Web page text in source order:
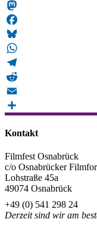
Snapchat
Mastodon
Facebook
Bluesky
WhatsApp
Telegram
Reddit
Email
Kontakt
Filmfest Osnabrück
c/o Osnabrücker
Lohstraße 45a
49074 Osnabrück
+49 (0) 541 298 24
Derzeit sind wir am